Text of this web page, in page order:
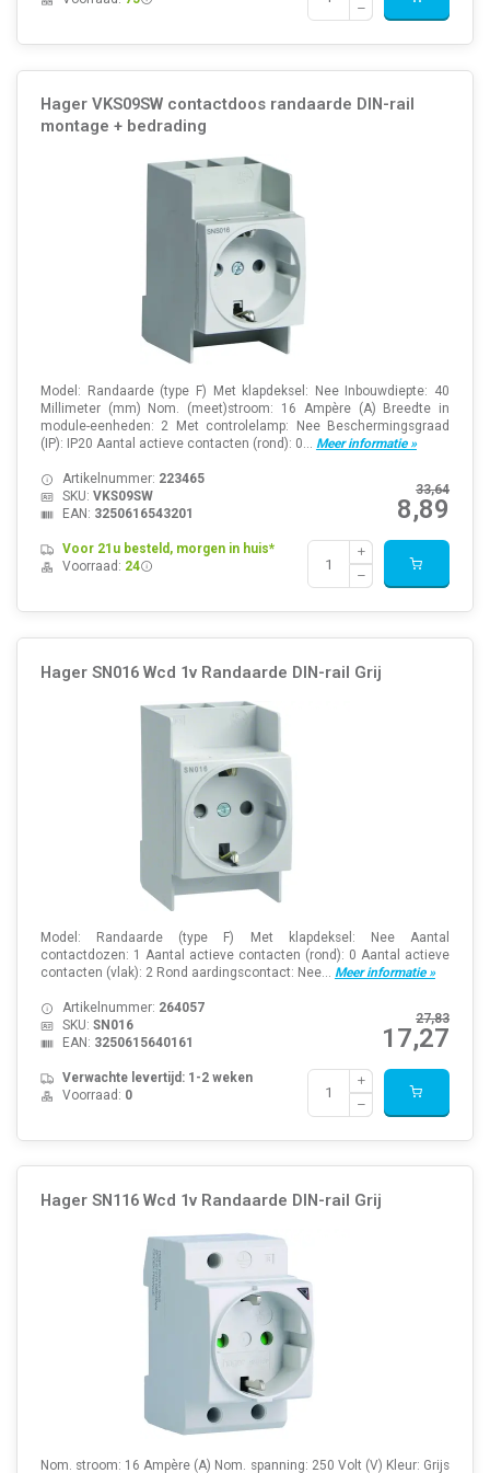
Hager VKS09SW contactdoos randaarde DIN-rail
montage + bedrading
Model: Randaarde (type F) Met klapdeksel: Nee Inbouwdiepte: 40
Millimeter (mm) Nom. (meet)stroom: 16 Ampère (A) Breedte in
module-eenheden: 2 Met controlelamp: Nee Beschermingsgraad
(IP): IP20 Aantal actieve contacten (rond): 0... Meer informatie »
33,64
8,89
Artikelnummer: 223465
SKU: VKS09SW
EAN: 3250616543201
Voor 21u besteld, morgen in huis*
Voorraad: 24
Hager SN016 Wcd 1v Randaarde DIN-rail Grij
Model: Randaarde (type F) Met klapdeksel: Nee Aantal
contactdozen: 1 Aantal actieve contacten (rond): 0 Aantal actieve
contacten (vlak): 2 Rond aardingscontact: Nee... Meer informatie »
27,83
17,27
Artikelnummer: 264057
SKU: SN016
EAN: 3250615640161
Verwachte levertijd: 1-2 weken
Voorraad: 0
Hager SN116 Wcd 1v Randaarde DIN-rail Grij
Nom. stroom: 16 Ampère (A) Nom. spanning: 250 Volt (V) Kleur: Grijs